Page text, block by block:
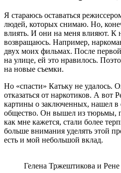
Я стараюсь оставаться
людей, которых снимаю. Но,
влиять. И они на меня влияют. К
возвращаюсь. Например,
двух моих фильмах. После
на улице, ей это нравилось.
на новые съемки.
Но «спасти» Катьку не удалось.
отказаться от наркотиков. А вот
картины о заключенных, нашел в
общество. Он вышел из тюрьмы,
как мне кажется, стали более
больше внимания уделять этой
есть и мой небольшой вклад.
Гелена Тржештикова и Рене